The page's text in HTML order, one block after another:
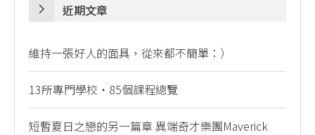
近期文章
維持一張好人的面具，從來都不簡單：）
13所專門學校・85個課程總覽
短暫夏日之戀的另一篇章 異端奇才樂團Maverick